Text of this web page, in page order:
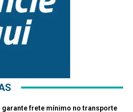
garante frete mínimo no transporte